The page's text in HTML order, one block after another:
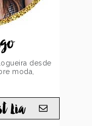
desde
moda,
Lia